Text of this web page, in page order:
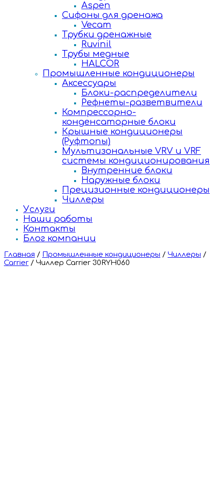
Aspen
Сифоны для дренажа
Vecam
Трубки дренажные
Ruvinil
Трубы медные
HALCOR
Промышленные кондиционеры
Аксессуары
Блоки-распределители
Рефнеты-разветвители
Компрессорно-
конденсаторные блоки
Крышные кондиционеры
(Руфтопы)
Мультизональные VRV и VRF
системы кондиционирования
Внутренние блоки
Наружные блоки
Прецизионные кондиционеры
Чиллеры
Услуги
Наши работы
Контакты
Блог компании
Главная / Промышленные кондиционеры / Чиллеры /
Carrier / Чиллер Carrier 30RYH060